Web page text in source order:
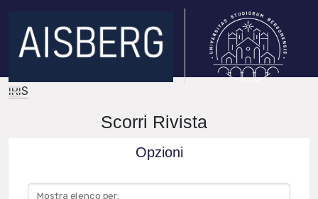
IRIS
Scorri Rivista
Opzioni
Mostra elenco per: